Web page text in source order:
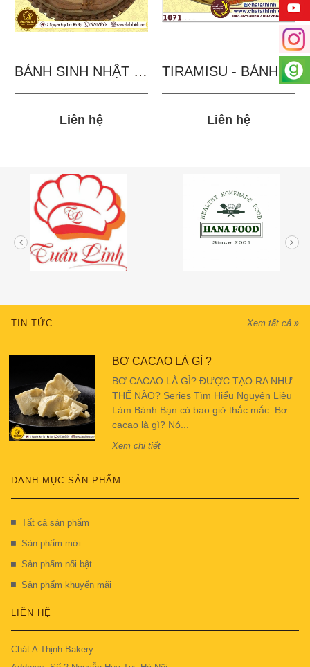
BÁNH SINH NHẬT IN...
Liên hệ
TIRAMISU - BÁNH TẶNG...
Liên hệ
TIN TỨC Xem tất cả
BƠ CACAO LÀ GÌ ?
BƠ CACAO LÀ GÌ? ĐƯỢC TẠO RA NHƯ
THẾ NÀO? Series Tìm Hiểu Nguyên Liệu
Làm Bánh Bạn có bao giờ thắc mắc: Bơ
cacao là gì? Nó...
Xem chi tiết
DANH MỤC SẢN PHẨM
Tất cả sản phẩm
Sản phẩm mới
Sản phẩm nổi bật
Sản phẩm khuyến mãi
LIÊN HỆ
Chát A Thịnh Bakery